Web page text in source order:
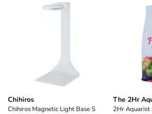
Chihiros
Chihiros Magnetic Light Base S
The 2Hr
2Hr Aquarist